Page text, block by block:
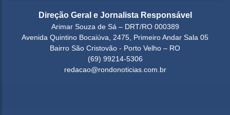
Direção Geral e Jornalista Responsável
Arimar Souza de Sá – DRT/RO 000389
Avenida Quintino Bocaiúva, 2475, Primeiro Andar Sala 05
Bairro São Cristovão - Porto Velho – RO
(69) 99214-5306
redacao@rondonoticias.com.br